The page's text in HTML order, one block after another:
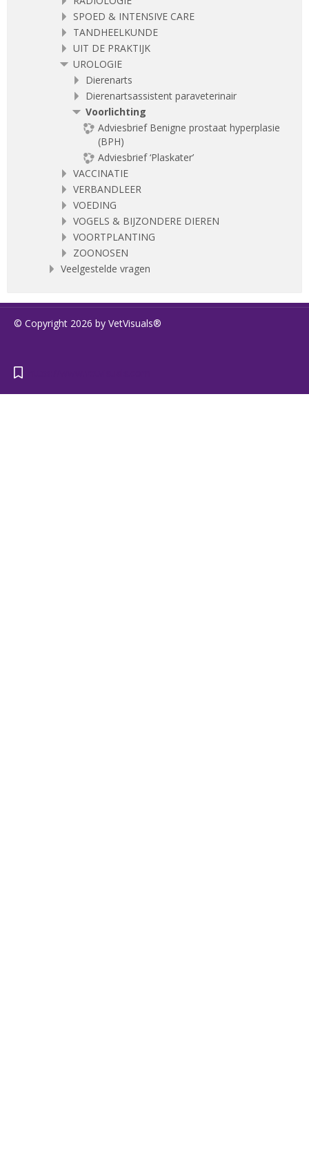
SPOED & INTENSIVE CARE
TANDHEELKUNDE
UIT DE PRAKTIJK
UROLOGIE
Dierenarts
Dierenartsassistent paraveterinair
Voorlichting
Adviesbrief Benigne prostaat hyperplasie
(BPH)
Adviesbrief ‘Plaskater’
VACCINATIE
VERBANDLEER
VOEDING
VOGELS & BIJZONDERE DIEREN
VOORTPLANTING
ZOONOSEN
Veelgestelde vragen
© Copyright 2026 by VetVisuals®